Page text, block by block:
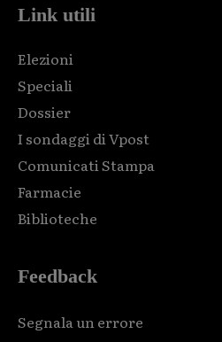
Link utili
Elezioni
Speciali
Dossier
I sondaggi di Vpost
Comunicati Stampa
Farmacie
Biblioteche
Feedback
Segnala un errore